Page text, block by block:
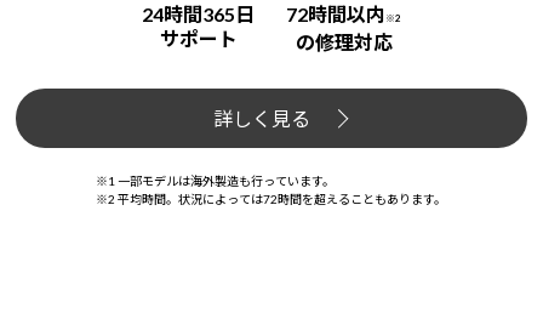
24時間365日
サポート
72時間以内 ※2
の修理対応
詳しく見る
※1 一部モデルは海外製造も行っています。
※2 平均時間。状況によっては72時間を超えることもあります。